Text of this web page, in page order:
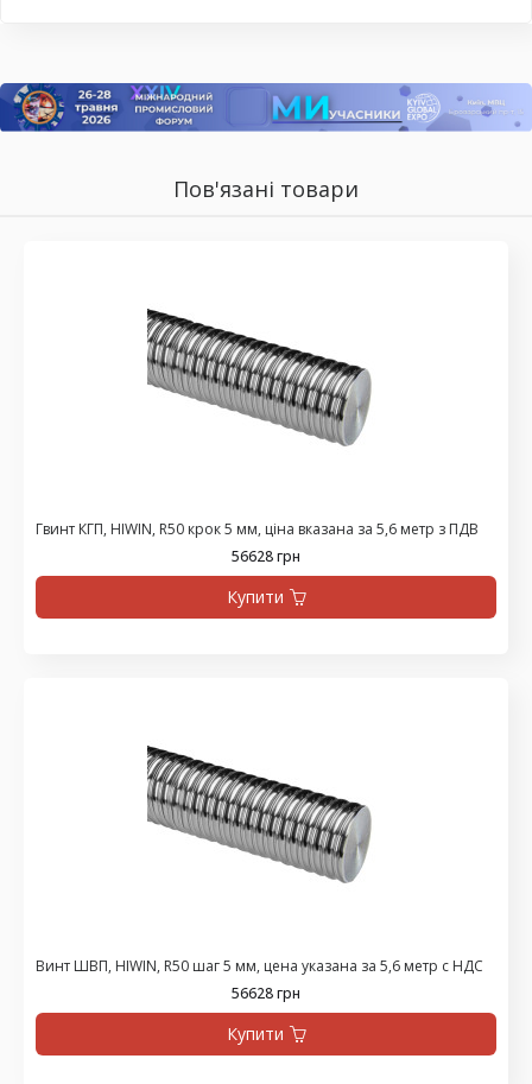
Пов'язані товари
Гвинт КГП, HIWIN, R50 крок 5 мм, ціна вказана за 5,6 метр з ПДВ
56628 грн
Купити
Винт ШВП, HIWIN, R50 шаг 5 мм, цена указана за 5,6 метр с НДС
56628 грн
Купити